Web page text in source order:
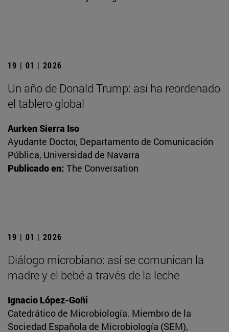
19 | 01 | 2026
Un año de Donald Trump: así ha reordenado
el tablero global
Aurken Sierra Iso
Ayudante Doctor, Departamento de Comunicación
Pública, Universidad de Navarra
Publicado en: The Conversation
19 | 01 | 2026
Diálogo microbiano: así se comunican la
madre y el bebé a través de la leche
Ignacio López-Goñi
Catedrático de Microbiología. Miembro de la
Sociedad Española de Microbiología (SEM),